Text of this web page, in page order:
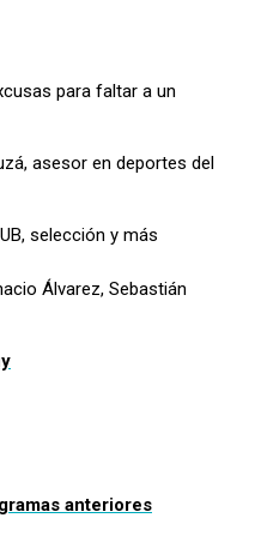
para faltar a un
asesor en deportes del
selección y más
Álvarez, Sebastián
anteriores